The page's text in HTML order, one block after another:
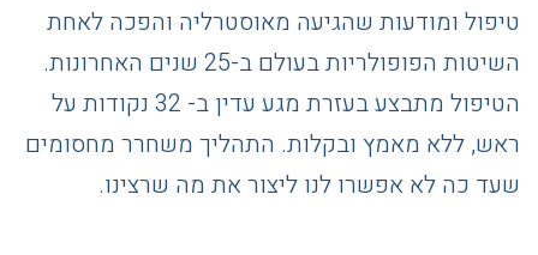
טיפול ומודעות שהגיעה מאוסטרליה והפכה לאחת
השיטות הפופולריות בעולם ב-25 שנים האחרונות.
הטיפול מתבצע בעזרת מגע עדין ב- 32 נקודות על
ראש, ללא מאמץ ובקלות. התהליך משחרר מחסומים
שעד כה לא אפשרו לנו ליצור את מה שרצינו.